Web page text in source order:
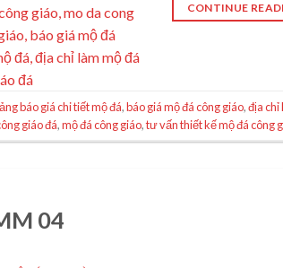
CONTINUE
báo giá chi tiết mộ đá,báo giá mộ đá công giáo,địa chỉ
giáo đá,mộ đá công giáo,tư vấn thiết kế mộ đá công
04